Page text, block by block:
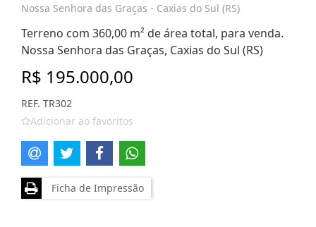
Nossa Senhora das Graças - Caxias do Sul (RS)
Terreno com 360,00 m² de área total, para venda.
Nossa Senhora das Graças, Caxias do Sul (RS)
R$ 195.000,00
REF. TR302
Adicionar ao favoritos
Ficha de Impressão